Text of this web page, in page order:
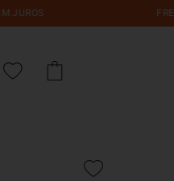
FRETE